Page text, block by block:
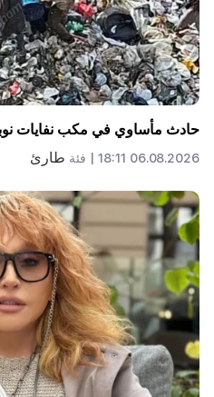
حادث مأساوي في مكب نفايات
06.08.2026 18:11 | فئة طارئ